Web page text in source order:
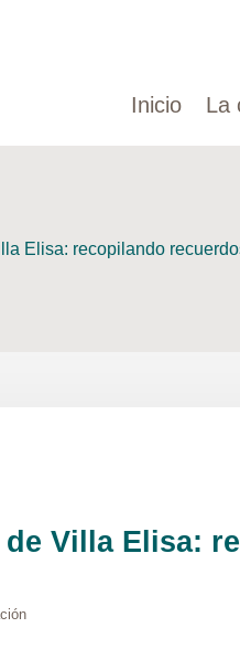
Inicio La
Elisa: recopilando
Villa Elisa: